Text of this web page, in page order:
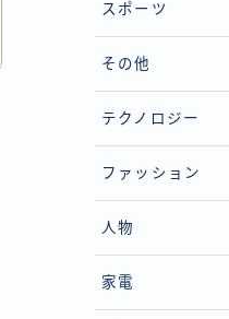
スポーツ
その他
テクノロジー
ファッション
人物
家電